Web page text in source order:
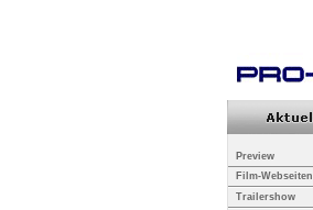
Preview
Film-Webseiten
Trailershow